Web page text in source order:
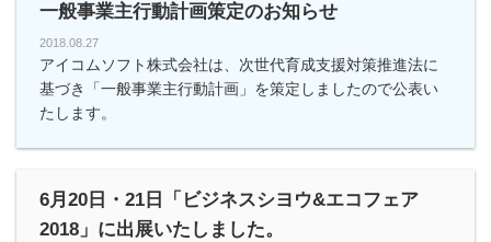
一般事業主行動計画策定のお知らせ
2018.08.27
アイコムソフト株式会社は、次世代育成支援対策推進法に
基づき「一般事業主行動計画」を策定しましたので公表い
たします。
6月20日・21日「ビジネスシヨウ&エコフェア
2018」に出展いたしました。